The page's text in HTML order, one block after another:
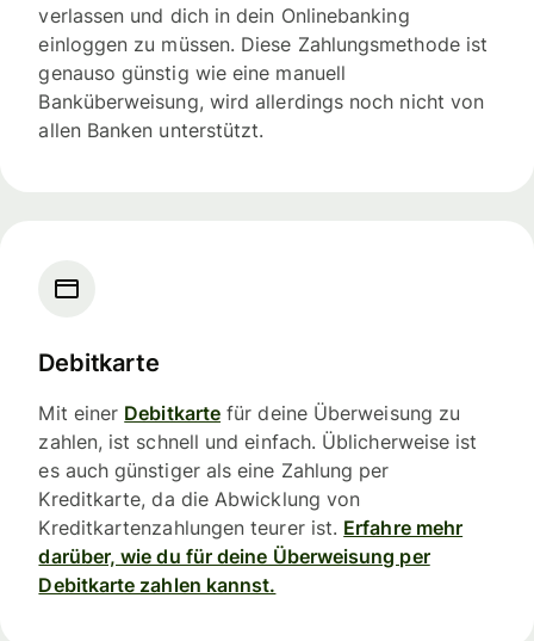
verlassen und dich in dein Onlinebanking
einloggen zu müssen. Diese Zahlungsmethode ist
genauso günstig wie eine manuell
Banküberweisung, wird allerdings noch nicht von
allen Banken unterstützt.
Debitkarte
Mit einer Debitkarte für deine Überweisung zu
zahlen, ist schnell und einfach. Üblicherweise ist
es auch günstiger als eine Zahlung per
Kreditkarte, da die Abwicklung von
Kreditkartenzahlungen teurer ist. Erfahre mehr
darüber, wie du für deine Überweisung per
Debitkarte zahlen kannst.